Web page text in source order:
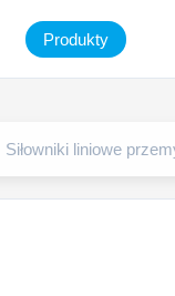
Produkty
Siłowniki liniowe